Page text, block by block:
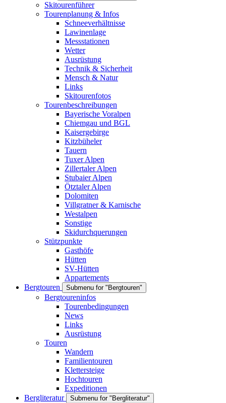
Skitourenführer
Tourenplanung & Infos
Schneeverhältnisse
Lawinenlage
Messstationen
Wetter
Ausrüstung
Technik & Sicherheit
Mensch & Natur
Links
Skitourenfotos
Tourenbeschreibungen
Bayerische Voralpen
Chiemgau und BGL
Kaisergebirge
Kitzbüheler
Tauern
Tuxer Alpen
Zillertaler Alpen
Stubaier Alpen
Ötztaler Alpen
Dolomiten
Villgratner & Karnische
Westalpen
Sonstige
Skidurchquerungen
Stützpunkte
Gasthöfe
Hütten
SV-Hütten
Appartements
Bergtouren
Submenu for "Bergtouren"
Bergtoureninfos
Tourenbedingungen
News
Links
Ausrüstung
Touren
Wandern
Familientouren
Klettersteige
Hochtouren
Expeditionen
Bergliteratur
Submenu for "Bergliteratur"